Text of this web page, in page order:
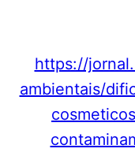
https://
ambientais/